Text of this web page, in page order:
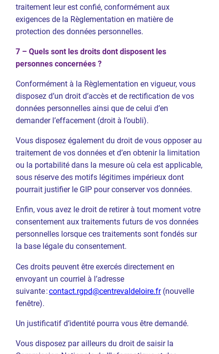
traitement leur est confié, conformément aux
exigences de la Règlementation en matière de
protection des données personnelles.
7 – Quels sont les droits dont disposent les
personnes concernées ?
Conformément à la Règlementation en vigueur, vous
disposez d’un droit d’accès et de rectification de vos
données personnelles ainsi que de celui d’en
demander l’effacement (droit à l’oubli).
Vous disposez également du droit de vous opposer au
traitement de vos données et d’en obtenir la limitation
ou la portabilité dans la mesure où cela est applicable,
sous réserve des motifs légitimes impérieux dont
pourrait justifier le GIP pour conserver vos données.
Enfin, vous avez le droit de retirer à tout moment votre
consentement aux traitements futurs de vos données
personnelles lorsque ces traitements sont fondés sur
la base légale du consentement.
Ces droits peuvent être exercés directement en
envoyant un courriel à l’adresse
suivante :contact.rgpd@centrevaldeloire.fr(nouvelle
fenêtre).
Un justificatif d’identité pourra vous être demandé.
Vous disposez par ailleurs du droit de saisir la